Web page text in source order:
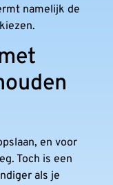
namelijk de
en voor
Toch is een
als je